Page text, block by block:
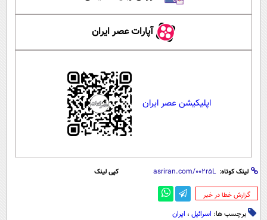
آپارات عصر ایران
اپلیکیشن عصر ایران
لینک کوتاه: کپی لینک
‌گزارش خطا در خبر
برچسب ها: اسرائیل ، ایران